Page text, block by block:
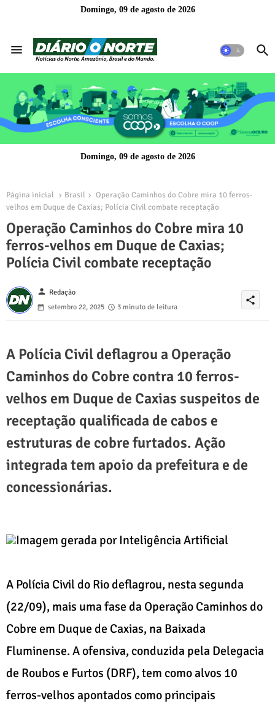
Domingo, 09 de agosto de 2026
Domingo, 09 de agosto de 2026
Página inicial Brasil
Operação Caminhos do Cobre mira 10 ferros-
velhos em Duque de Caxias; Polícia Civil combate receptação
Operação Caminhos do Cobre mira 10
ferros-velhos em Duque de Caxias;
Polícia Civil combate receptação
person Redação
setembro 22, 2025
3 minuto de leitura
share
A Polícia Civil deflagrou a Operação
Caminhos do Cobre contra 10 ferros-
velhos em Duque de Caxias suspeitos de
receptação qualificada de cabos e
estruturas de cobre furtados. Ação
integrada tem apoio da prefeitura e de
concessionárias.
Imagem gerada por Inteligência Artificial
A Polícia Civil do Rio deflagrou, nesta segunda
(22/09), mais uma fase da Operação Caminhos do
Cobre em Duque de Caxias, na Baixada
Fluminense. A ofensiva, conduzida pela Delegacia
de Roubos e Furtos (DRF), tem como alvos 10
ferros-velhos apontados como principais